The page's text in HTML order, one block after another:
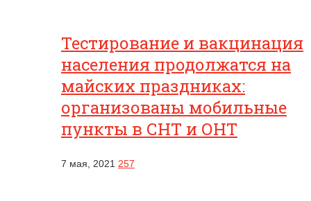
Тестирование и вакцинация
населения продолжатся на
майских праздниках:
организованы мобильные
пункты в СНТ и ОНТ
7 мая, 2021 257